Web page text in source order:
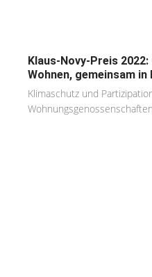
Klaus-Novy-Preis
Wohnen, gemeinsam in
Klimaschutz und